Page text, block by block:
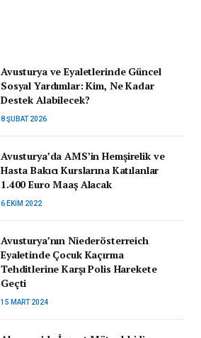
Avusturya ve Eyaletlerinde Güncel
Sosyal Yardımlar: Kim, Ne Kadar
Destek Alabilecek?
8 ŞUBAT 2026
Avusturya’da AMS’in Hemşirelik ve
Hasta Bakıcı Kurslarına Katılanlar
1.400 Euro Maaş Alacak
6 EKIM 2022
Avusturya’nın Niederösterreich
Eyaletinde Çocuk Kaçırma
Tehditlerine Karşı Polis Harekete
Geçti
15 MART 2024